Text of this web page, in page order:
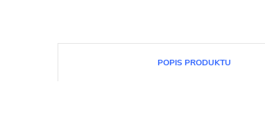
POPIS PRODUKTU